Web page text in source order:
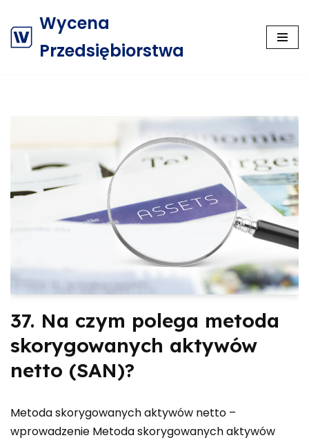
Przejdź
Wycena
Przedsiębiorstwa
37. Na czym polega metoda
skorygowanych aktywów
netto (SAN)?
Metoda skorygowanych aktywów netto –
wprowadzenie Metoda skorygowanych aktywów